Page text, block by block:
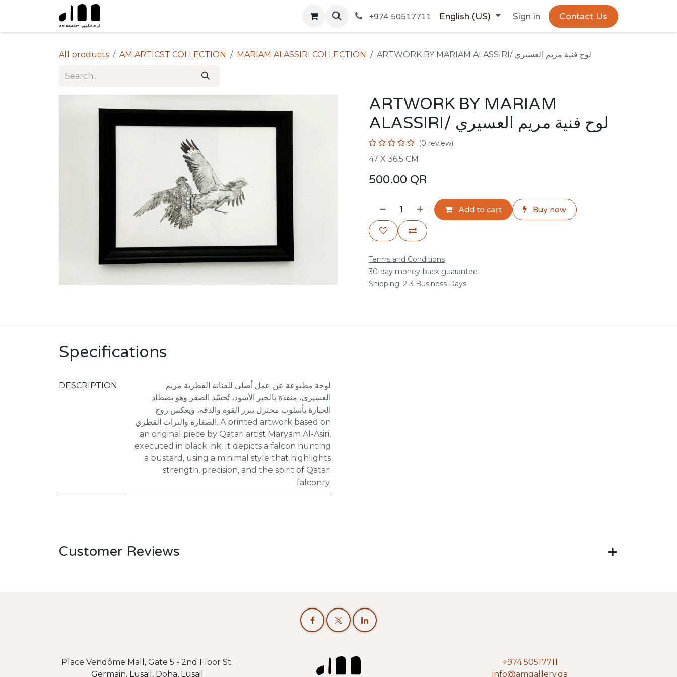
+974 50517711 English (US) Sign in Contact Us
All products AM ARTICST COLLECTION MARIAM ALASSIRI COLLECTION ARTWORK BY MARIAM ALASSIRI/ لوح فنية مريم العسيري
ARTWORK BY MARIAM
ALASSIRI/ لوح فنية مريم العسيري
(0 review)
47 X 36.5 CM
500.00 QR
Add to cart Buy now
Terms and Conditions
30-day money-back guarantee
Shipping: 2-3 Business Days
Specifications
DESCRIPTION
لوحة مطبوعة عن عمل أصلي للفنانة القطرية مريم
العسيري، منفذة بالحبر الأسود، تُجسّد الصقر وهو يصطاد
الحبارة بأسلوب مختزل يبرز القوة والدقة، ويعكس روح
الصقارة والتراث القطري. A printed artwork based on
an original piece by Qatari artist Maryam Al-Asiri,
executed in black ink. It depicts a falcon hunting
a bustard, using a minimal style that highlights
strength, precision, and the spirit of Qatari
falconry.
Customer Reviews
Place Vendôme Mall, Gate 5 - 2nd Floor St.
Germain, Lusail, Doha, Lusail
+974 50517711
info@amgallery.qa